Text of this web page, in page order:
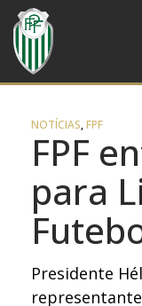
NOTÍCIAS,FPF
FPF
para
Presidente